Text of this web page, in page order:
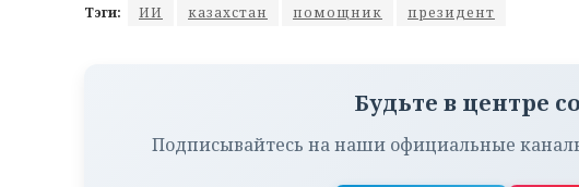
Тэги: ИИ казахстан помощник президент
Будьте в центре
Подписывайтесь на наши официальные